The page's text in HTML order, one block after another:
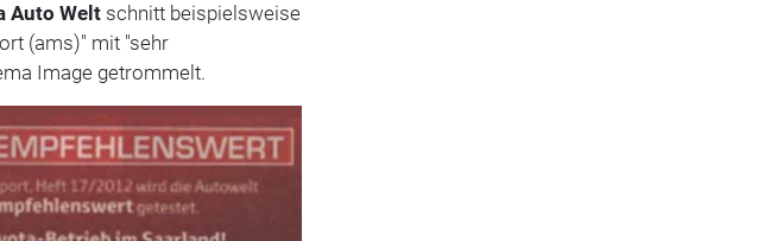
Auto Weltschnitt beispielsweise
(ams)" mit "sehr
Image getrommelt.